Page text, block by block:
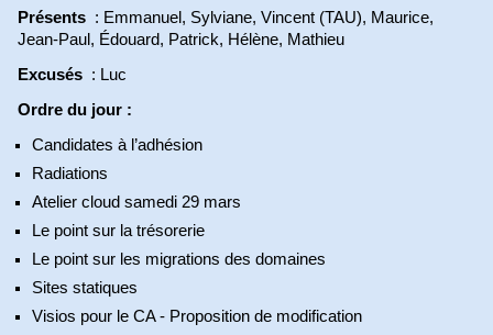
Présents : Emmanuel, Sylviane, Vincent (TAU), Maurice,
Jean-Paul, Édouard, Patrick, Hélène, Mathieu
Excusés : Luc
Ordre du jour :
Candidates à l’adhésion
Radiations
Atelier cloud samedi 29 mars
Le point sur la trésorerie
Le point sur les migrations des domaines
Sites statiques
Visios pour le CA - Proposition de modification